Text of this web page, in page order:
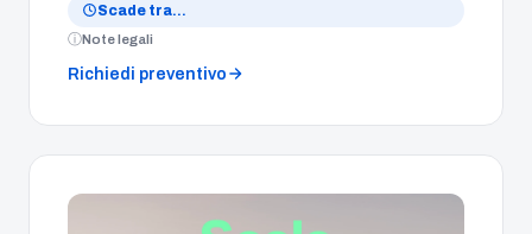
Km pari alla Rata Finale di 15.775 €. Offerta su
vetture disponibili con finanziamento e Extended
Warranty da 270 €.
Scade tra…
Note legali
Richiedi preventivo